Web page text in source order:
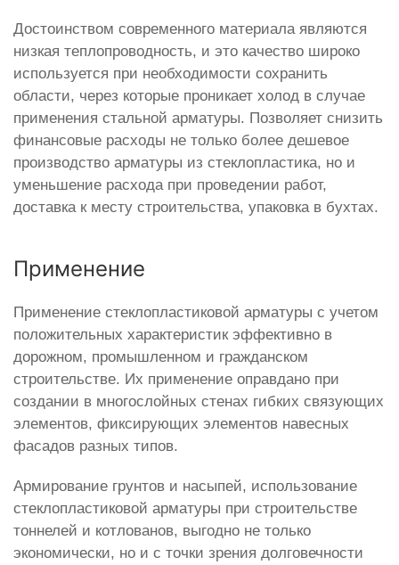
Достоинством современного материала являются
низкая теплопроводность, и это качество широко
используется при необходимости сохранить
области, через которые проникает холод в случае
применения стальной арматуры. Позволяет снизить
финансовые расходы не только более дешевое
производство арматуры из стеклопластика, но и
уменьшение расхода при проведении работ,
доставка к месту строительства, упаковка в бухтах.
Применение
Применение стеклопластиковой арматуры с учетом
положительных характеристик эффективно в
дорожном, промышленном и гражданском
строительстве. Их применение оправдано при
создании в многослойных стенах гибких связующих
элементов, фиксирующих элементов навесных
фасадов разных типов.
Армирование грунтов и насыпей, использование
стеклопластиковой арматуры при строительстве
тоннелей и котлованов, выгодно не только
экономически, но и с точки зрения долговечности